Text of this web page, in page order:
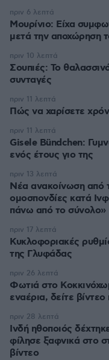
Μουρίνιο: Είχα
μετά την αποχώρηση
πριν 6 λεπτά
Σουπιές: Το
συνταγές
πριν 10 λεπτά
Πώς να χαρίσετε
πριν 11 λεπτά
Gisele Bündchen:
ενός έτους γιο της
πριν 11 λεπτά
Νέα ανακοίνωση από
ομοσπονδίες κατά
πάνω από το σύνολο»
πριν 13 λεπτά
Κυκλοφοριακές
της Γλυφάδας
πριν 17 λεπτά
Φωτιά στο
εναέρια, δείτε
πριν 26 λεπτά
Ινδή ηθοποιός
φίλησε ξαφνικά στο
βίντεο
πριν 28 λεπτά